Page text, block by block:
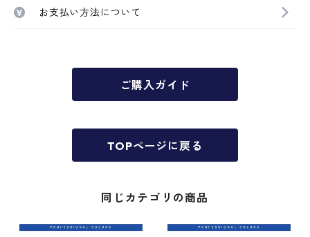
お支払い方法について
ご購入ガイド
TOPページに戻る
同じカテゴリの商品